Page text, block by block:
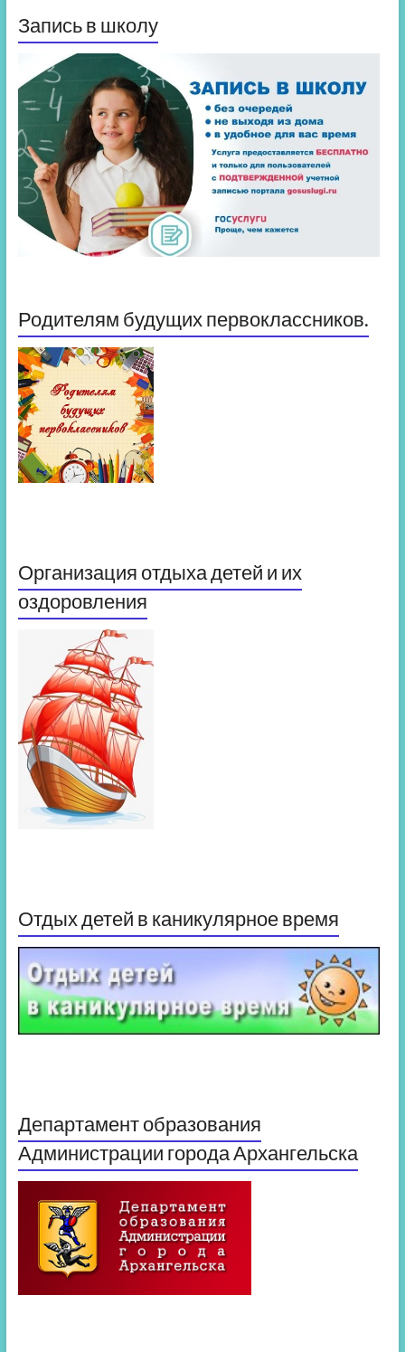
Запись в школу
Родителям будущих первоклассников.
Организация отдыха детей и их
оздоровления
Отдых детей в каникулярное время
Департамент образования
Администрации города Архангельска